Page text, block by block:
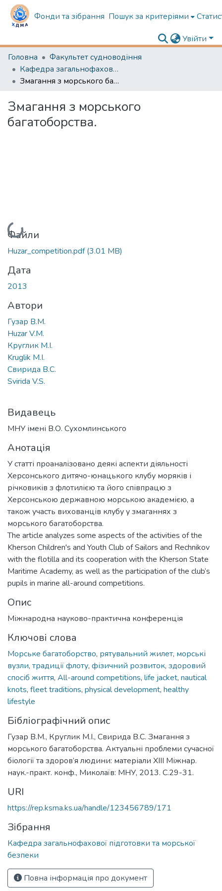
Фонди та зібрання Пошук за критеріями
Увійти
Головна
Факультет судноводіння
Кафедра загальнофахової підготовки та морської безпеки
Змагання з морського багатоборства.
Змагання з морського
багатоборства.
Вантажиться...
Файли
Huzar_competition.pdf(3.01 MB)
Дата
2013
Автори
Гузар В.М.
Huzar V.M.
Круглик М.І.
Kruglik M.I.
Свирида В.С.
Svirida V.S.
Видавець
МНУ імені В.О. Сухомлинського
Анотація
У статті проаналізовано деякі аспекти діяльності
Херсонського дитячо-юнацького клубу моряків і
річковиків з флотилією та його співпрацю з
Херсонською державною морською академією, а
також участь вихованців клубу у змаганнях з
морського багатоборства.
The article analyzes some aspects of the activities of the
Kherson Children's and Youth Club of Sailors and Rechnikov
with the flotilla and its cooperation with the Kherson State
Maritime Academy, as well as the participation of the club’s
pupils in marine all-around competitions.
Опис
Міжнародна науково-практична конференція
Ключові слова
Морське багатоборство, рятувальний жилет, морські
вузли, традиції флоту, фізичний розвиток, здоровий
спосіб життя, Аll-around competitions, life jacket, nautical
knots, fleet traditions, physical development, healthy
lifestyle
Бібліографічний опис
Гузар В.М., Круглик М.І., Свирида В.С. Змагання з
морського багатоборства. Актуальні проблеми сучасної
біології та здоров’я людини: матеріали XIII Міжнар.
наук.-практ. конф., Миколаїв: МНУ, 2013. С.29-31.
URI
https://rep.ksma.ks.ua/handle/123456789/171
Зібрання
Кафедра загальнофахової підготовки та морської
безпеки
Повна інформація про документ